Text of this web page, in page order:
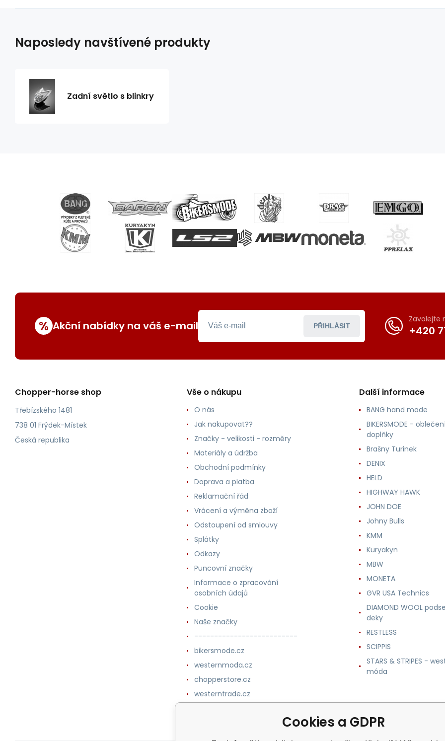
Naposledy navštívené produkty
Zadní světlo s blinkry
% Akční nabídky na váš e-mail PŘIHLÁSIT
Zavolejte
+420
Chopper-horse shop
Třebízského 1481
738 01 Frýdek-Místek
Česká republika
Vše o nákupu
O nás
Jak nakupovat??
Značky - velikosti - rozměry
Materiály a údržba
Obchodní podmínky
Doprava a platba
Reklamační řád
Vrácení a výměna zboží
Odstoupení od smlouvy
Splátky
Odkazy
Puncovní značky
Informace o zpracování
osobních údajů
Cookie
Naše značky
--------------------------
bikersmode.cz
westernmoda.cz
chopperstore.cz
westerntrade.cz
Další informace
BANG hand made
BIKERSMODE -
doplňky
Brašny Turinek
DENIX
HELD
HIGHWAY HAWK
JOHN DOE
Johny Bulls
KMM
Kuryakyn
MBW
MONETA
GVR USA Technics
DIAMOND WOOL
deky
RESTLESS
SCIPPIS
STARS & STRIPES -
móda
Cookies a GDPR